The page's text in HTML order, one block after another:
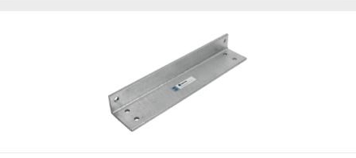
Deutsches Institut für Bautechnik, DIBt
Deutsches Institut für Bautechnik, DIBt